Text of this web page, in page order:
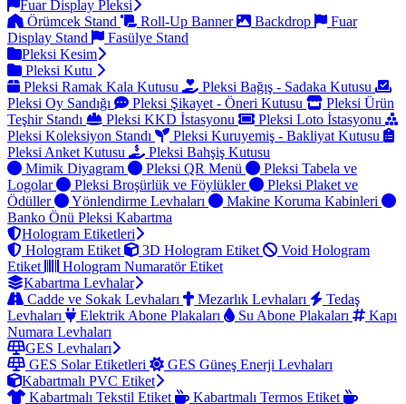
Fuar Display Pleksi
Örümcek Stand
Roll-Up Banner Backdrop
Fuar
Display Stand
Fasülye Stand
Pleksi Kesim
Pleksi Kutu
Pleksi Ramak Kala Kutusu
Pleksi Bağış - Sadaka Kutusu
Pleksi Oy Sandığı
Pleksi Şikayet - Öneri Kutusu
Pleksi Ürün
Teşhir Standı
Pleksi KKD İstasyonu
Pleksi Loto İstasyonu
Pleksi Koleksiyon Standı
Pleksi Kuruyemiş - Bakliyat Kutusu
Pleksi Anket Kutusu
Pleksi Bahşiş Kutusu
Mimik Diyagram
Pleksi QR Menü
Pleksi Tabela ve
Logolar
Pleksi Broşürlük ve Föylükler
Pleksi Plaket ve
Ödüller
Yönlendirme Levhaları
Makine Koruma Kabinleri
Banko Önü Pleksi Kabartma
Hologram Etiketleri
Hologram Etiket
3D Hologram Etiket
Void Hologram
Etiket
Hologram Numaratör Etiket
Kabartma Levhalar
Cadde ve Sokak Levhaları
Mezarlık Levhaları
Tedaş
Levhaları
Elektrik Abone Plakaları Su Abone Plakaları
Kapı
Numara Levhaları
GES Levhaları
GES Solar Etiketleri
GES Güneş Enerji Levhaları
Kabartmalı PVC Etiket
Kabartmalı Tekstil Etiket
Kabartmalı Termos Etiket